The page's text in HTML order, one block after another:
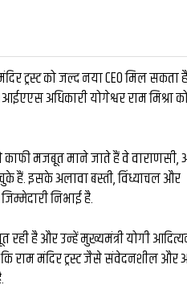
ट्रस्ट को जल्द नया CEO मिल सकता
अधिकारी योगेश्वर राम मिश्रा
मजबूत माने जाते हैं वे वाराणसी,
हैं. इसके अलावा बस्ती, विंध्याचल और
निभाई है.
है और उन्हें मुख्यमंत्री योगी
राम मंदिर ट्रस्ट जैसे संवेदनशील और
मिस्टर बीस्ट से दो
फिर छोड़ी ₹26